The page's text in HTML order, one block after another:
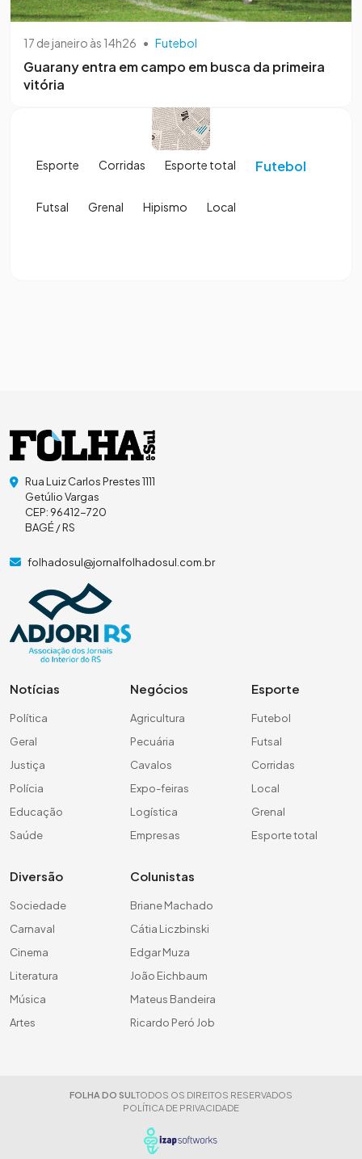
17 de janeiro às 14h26 • Futebol
Guarany entra em campo em busca da primeira
vitória
Esporte Corridas Esporte total Futebol
Futsal Grenal Hipismo Local
Rua Luiz Carlos Prestes 1111
Getúlio Vargas
CEP: 96412-720
BAGÉ / RS
folhadosul@jornalfolhadosul.com.br
Notícias
Política
Geral
Justiça
Polícia
Educação
Saúde
Negócios
Agricultura
Pecuária
Cavalos
Expo-feiras
Logística
Empresas
Esporte
Futebol
Futsal
Corridas
Local
Grenal
Esporte total
Diversão
Sociedade
Carnaval
Cinema
Literatura
Música
Artes
Colunistas
Briane Machado
Cátia Liczbinski
Edgar Muza
João Eichbaum
Mateus Bandeira
Ricardo Peró Job
FOLHA DO SUL TODOS OS DIREITOS RESERVADOS
POLÍTICA DE PRIVACIDADE